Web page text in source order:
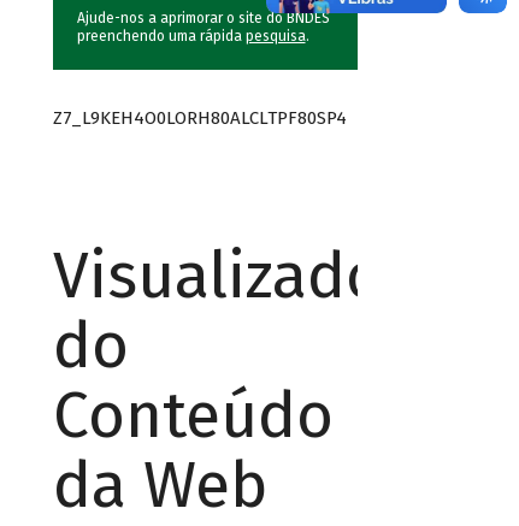
Ajude-nos a aprimorar o site do BNDES
preenchendo uma rápida pesquisa.
Z7_L9KEH4O0LORH80ALCLTPF80SP4
Visualizador
do
Conteúdo
da Web